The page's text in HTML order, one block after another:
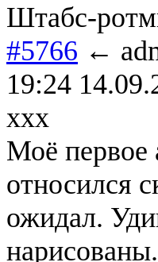
Штабс-
#5766 ←
19:24
ххх
Моё первое
относился
ожидал.
нарисованы.